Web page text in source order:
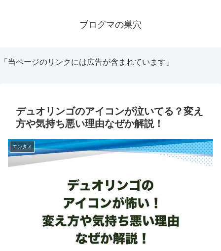
ブログマの巣穴
「当ページのリンクには広告が含まれています」
デュオリンゴのアイコンが泣いてる？変え
方や気持ち悪い理由なぜか解説！
エンタメ